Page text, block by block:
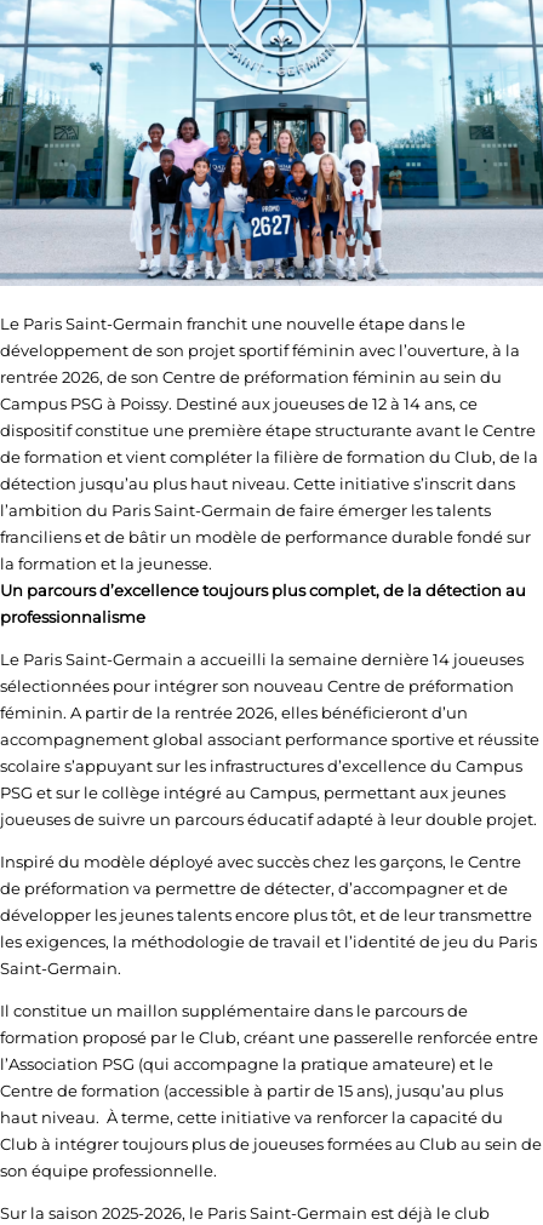
Le Paris Saint-Germain franchit une nouvelle étape dans le
développement de son projet sportif féminin avec l’ouverture, à la
rentrée 2026, de son Centre de préformation féminin au sein du
Campus PSG à Poissy. Destiné aux joueuses de 12 à 14 ans, ce
dispositif constitue une première étape structurante avant le Centre
de formation et vient compléter la filière de formation du Club, de la
détection jusqu’au plus haut niveau. Cette initiative s’inscrit dans
l’ambition du Paris Saint-Germain de faire émerger les talents
franciliens et de bâtir un modèle de performance durable fondé sur
la formation et la jeunesse.
Un parcours d’excellence toujours plus complet, de la détection au
professionnalisme
Le Paris Saint-Germain a accueilli la semaine dernière 14 joueuses
sélectionnées pour intégrer son nouveau Centre de préformation
féminin. A partir de la rentrée 2026, elles bénéficieront d’un
accompagnement global associant performance sportive et réussite
scolaire s’appuyant sur les infrastructures d’excellence du Campus
PSG et sur le collège intégré au Campus, permettant aux jeunes
joueuses de suivre un parcours éducatif adapté à leur double projet.
Inspiré du modèle déployé avec succès chez les garçons, le Centre
de préformation va permettre de détecter, d’accompagner et de
développer les jeunes talents encore plus tôt, et de leur transmettre
les exigences, la méthodologie de travail et l’identité de jeu du Paris
Saint-Germain.
Il constitue un maillon supplémentaire dans le parcours de
formation proposé par le Club, créant une passerelle renforcée entre
l’Association PSG (qui accompagne la pratique amateure) et le
Centre de formation (accessible à partir de 15 ans), jusqu’au plus
haut niveau. À terme, cette initiative va renforcer la capacité du
Club à intégrer toujours plus de joueuses formées au Club au sein de
son équipe professionnelle.
Sur la saison 2025-2026, le Paris Saint-Germain est déjà le club